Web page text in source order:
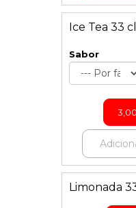
Ice Tea 33 cl
Sabor
3,00
Limonada